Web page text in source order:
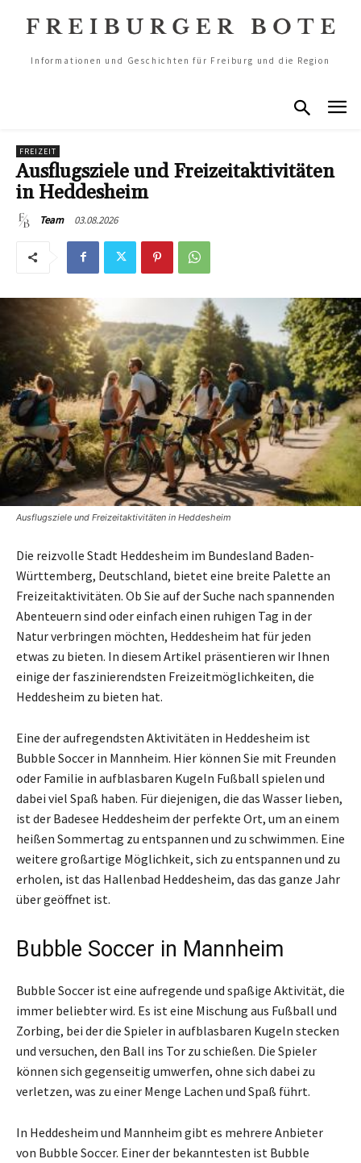
Informationen und Geschichten für Freiburg und die Region
FREIZEIT
Ausflugsziele und Freizeitaktivitäten
in Heddesheim
Team 03.08.2026
Ausflugsziele und Freizeitaktivitäten in Heddesheim
Die reizvolle Stadt Heddesheim im Bundesland Baden-
Württemberg, Deutschland, bietet eine breite Palette an
Freizeitaktivitäten. Ob Sie auf der Suche nach spannenden
Abenteuern sind oder einfach einen ruhigen Tag in der
Natur verbringen möchten, Heddesheim hat für jeden
etwas zu bieten. In diesem Artikel präsentieren wir Ihnen
einige der faszinierendsten Freizeitmöglichkeiten, die
Heddesheim zu bieten hat.
Eine der aufregendsten Aktivitäten in Heddesheim ist
Bubble Soccer in Mannheim. Hier können Sie mit Freunden
oder Familie in aufblasbaren Kugeln Fußball spielen und
dabei viel Spaß haben. Für diejenigen, die das Wasser lieben,
ist der Badesee Heddesheim der perfekte Ort, um an einem
heißen Sommertag zu entspannen und zu schwimmen. Eine
weitere großartige Möglichkeit, sich zu entspannen und zu
erholen, ist das Hallenbad Heddesheim, das das ganze Jahr
über geöffnet ist.
Bubble Soccer in Mannheim
Bubble Soccer ist eine aufregende und spaßige Aktivität, die
immer beliebter wird. Es ist eine Mischung aus Fußball und
Zorbing, bei der die Spieler in aufblasbaren Kugeln stecken
und versuchen, den Ball ins Tor zu schießen. Die Spieler
können sich gegenseitig umwerfen, ohne sich dabei zu
verletzen, was zu einer Menge Lachen und Spaß führt.
In Heddesheim und Mannheim gibt es mehrere Anbieter
von Bubble Soccer. Einer der bekanntesten ist Bubble